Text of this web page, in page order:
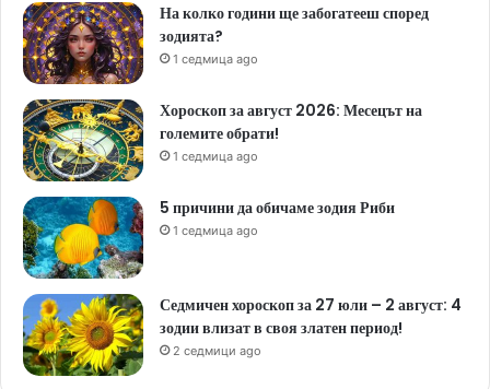
На колко години ще забогатееш според
зодията?
1 седмица ago
Хороскоп за август 2026: Месецът на
големите обрати!
1 седмица ago
5 причини да обичаме зодия Риби
1 седмица ago
Седмичен хороскоп за 27 юли – 2 август: 4
зодии влизат в своя златен период!
2 седмици ago